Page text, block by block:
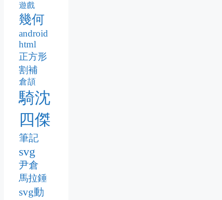
遊戲
幾何
android
html
正方形
割補
倉頡
騎沈
四傑
筆記
svg
尹倉
馬拉錘
svg動